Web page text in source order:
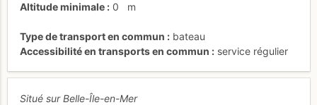
Altitude minimale 0 m
Type de transport en commun
bateau
Accessibilité en transports en commun
service régulier
Situé sur Belle-Île-en-Mer